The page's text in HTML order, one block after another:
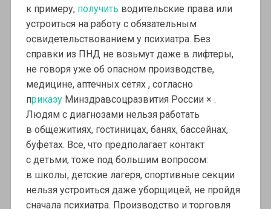
к примеру, получить водительские права или
устроиться на работу с обязательным
освидетельствованием у психиатра. Без
справки из ПНД не возьмут даже в лифтеры,
не говоря уже об опасном производстве,
медицине, аптечных сетях , согласно
приказуМинздравсоцразвития России × .
Людям с диагнозами нельзя работать
в общежитиях, гостиницах, банях, бассейнах,
буфетах. Все, что предполагает контакт
с детьми, тоже под большим вопросом:
в школы, детские лагеря, спортивные секции
нельзя устроиться даже уборщицей, не пройдя
сначала психиатра. Производство и торговля